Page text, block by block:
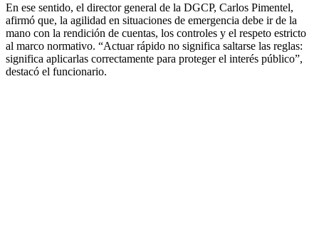
En ese sentido, el director general de la DGCP, Carlos Pimentel,
afirmó que, la agilidad en situaciones de emergencia debe ir de la
mano con la rendición de cuentas, los controles y el respeto estricto
al marco normativo. “Actuar rápido no significa saltarse las reglas:
significa aplicarlas correctamente para proteger el interés público”,
destacó el funcionario.